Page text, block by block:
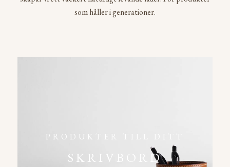
som håller i generationer.
PRODUKTER TILL DITT
SKRIVBORD